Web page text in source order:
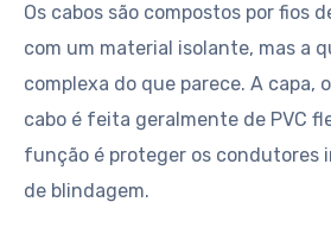
Os cabos são compostos por fios
com um material isolante, mas a
complexa do que parece. A capa,
cabo é feita geralmente de PVC
função é proteger os condutores
de blindagem.